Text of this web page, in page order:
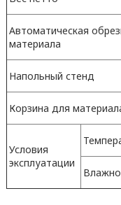
Автоматическая
материала
Напольный стенд
Корзина для
Условия
эксплуатации